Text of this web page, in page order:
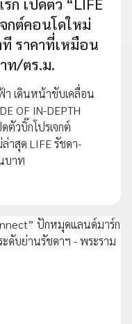
กต์คอนโดใหม่
ที ราคาที่เหมือน
ท/ตร.ม.
เดินหน้าขับเคลื่อน
OF IN-DEPTH
ดตัวบิ๊กโปรเจกต์
าสุด LIFE รัชดา-
บาท